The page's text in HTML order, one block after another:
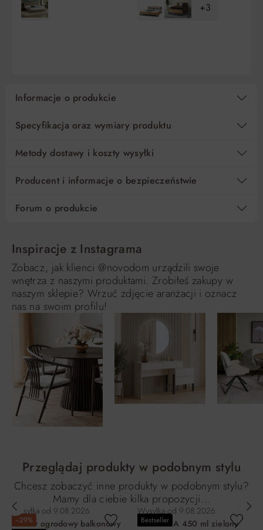
Pośrednik kredytowy i organizacje finansujące
+3
Informacje o produkcie
Specyfikacja oraz wymiary produktu
Metody dostawy i koszty wysyłki
Producent i informacje o bezpieczeństwie
Forum o produkcie
Inspiracje z Instagrama
Zobacz, jak klienci @novodom urządzili swoje
wnętrza z naszymi produktami. Zrobiłeś zakupy w
naszym sklepie? Wrzuć zdjęcie aranżacji i oznacz
nas na swoim profilu!
Przeglądaj produkty w podobnym stylu
Chcesz zobaczyć inne produkty w podobnym stylu?
Mamy dla ciebie kilka propozycji…
−29%
Wysyłka od 9.08.2026
Zestaw ogrodowy balkonowy
Bestseller
Wysyłka od 9.08.2026
Kubek LEA 450 ml zielony